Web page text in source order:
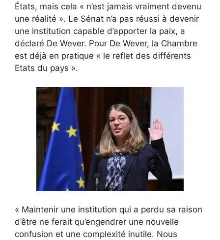
États, mais cela « n’est jamais vraiment devenu
une réalité ». Le Sénat n’a pas réussi à devenir
une institution capable d’apporter la paix, a
déclaré De Wever. Pour De Wever, la Chambre
est déjà en pratique « le reflet des différents
Etats du pays ».
« Maintenir une institution qui a perdu sa raison
d’être ne ferait qu’engendrer une nouvelle
confusion et une complexité inutile. Nous